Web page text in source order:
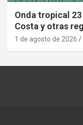
Onda tropical
Costa y otras
1 de agosto de 2026